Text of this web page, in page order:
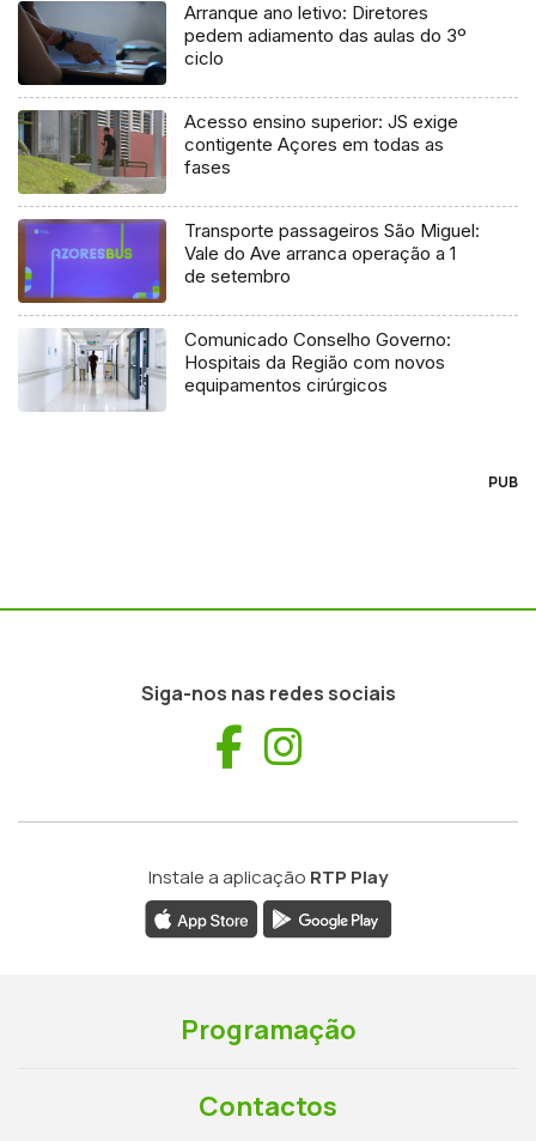
Arranque ano letivo: Diretores
pedem adiamento das aulas do 3º
ciclo
Acesso ensino superior: JS exige
contigente Açores em todas as
fases
Transporte passageiros São Miguel:
Vale do Ave arranca operação a 1
de setembro
Comunicado Conselho Governo:
Hospitais da Região com novos
equipamentos cirúrgicos
PUB
Siga-nos nas redes sociais
Facebook
Instale a aplicação RTP Play
Programação
Contactos